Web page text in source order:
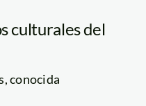
culturales del
conocida